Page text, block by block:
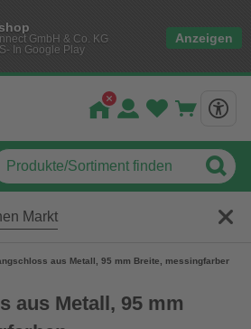
GmbH & Co. KG
In Google Play
Anzeigen
Markt
aus Metall, 95 mm Breite, messingfarben
aus Metall, 95 mm